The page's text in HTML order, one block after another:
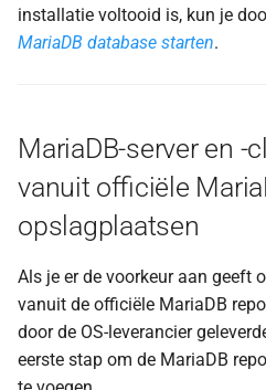
installatie voltooid is, kun je
MariaDB database starten.
MariaDB-server en -
vanuit officiële
opslagplaatsen
Als je er de voorkeur aan geeft
vanuit de officiële MariaDB
door de OS-leverancier
eerste stap om de MariaDB